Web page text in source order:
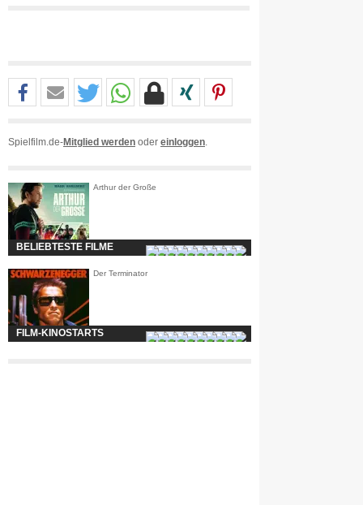
Spielfilm.de-Mitglied werden oder einloggen
Arthur der Große
BELIEBTESTE FILME
Der Terminator
FILM-KINOSTARTS